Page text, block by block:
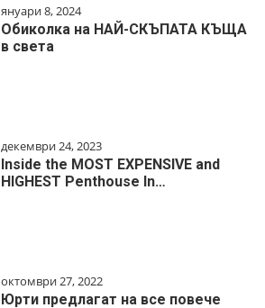
януари 8, 2024
Обиколка на НАЙ-СКЪПАТА КЪЩА
в света
декември 24, 2023
Inside the MOST EXPENSIVE and
HIGHEST Penthouse In…
октомври 27, 2022
Юрти предлагат на все повече